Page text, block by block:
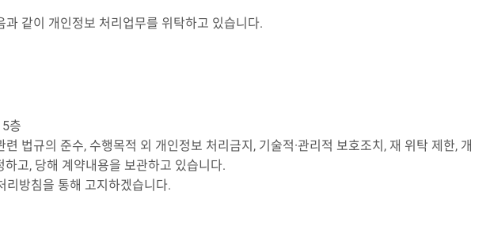
같이 개인정보 처리업무를 위탁하고 있습니다.
층
법규의 준수, 수행목적 외 개인정보 처리금지, 기술적·관리적 보호조치, 재 위탁 제한, 개
고, 당해 계약내용을 보관하고 있습니다.
리방침을 통해 고지하겠습니다.